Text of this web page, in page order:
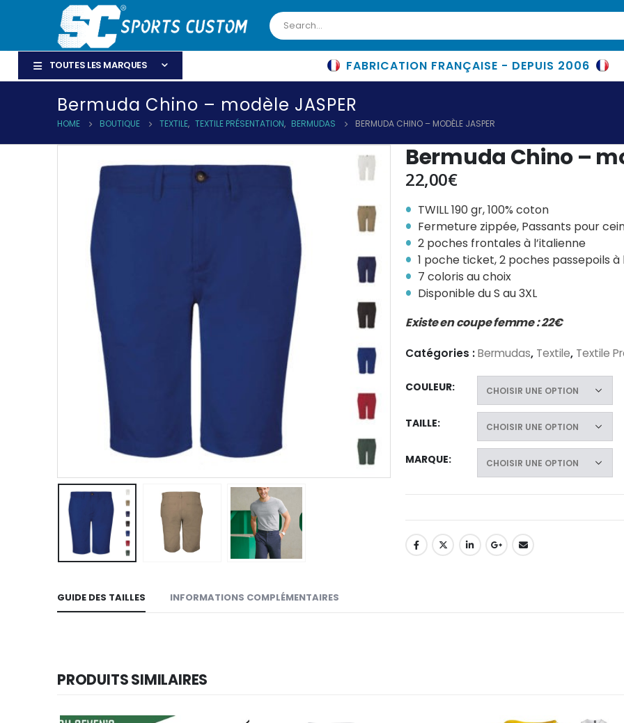
TOUTES LES MARQUES FABRICATION FRANÇAISE - DEPUIS 2006
Bermuda Chino – modèle JASPER
HOME BOUTIQUE TEXTILE, TEXTILE PRÉSENTATION, BERMUDAS BERMUDA CHINO – MODÈLE JASPER
Bermuda Chino –
22,00€
TWILL 190 gr, 100% coton
Fermeture zippée, Passants pour
2 poches frontales à l’italienne
1 poche ticket, 2 poches passepoils à
7 coloris au choix
Disponible du S au 3XL
Existe en coupe femme : 22€
Catégories :Bermudas, Textile, Textile
COULEUR
TAILLE
MARQUE
GUIDE DES TAILLES INFORMATIONS COMPLÉMENTAIRES
PRODUITS SIMILAIRES